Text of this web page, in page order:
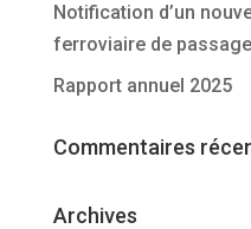
Notification d’un
ferroviaire de
Rapport annuel 2025
Commentaires
Archives